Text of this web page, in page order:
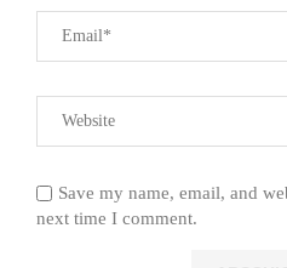
Save my name, email, and
next time I comment.